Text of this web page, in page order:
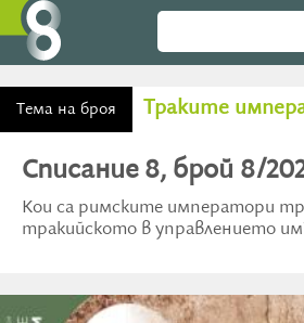
Тема на броя Траките
Списание 8, брой 8/
Кои са римските императори
тракийското в управлението